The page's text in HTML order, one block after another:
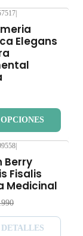
Elegans
|
Berry
Fisalis
Medicinal